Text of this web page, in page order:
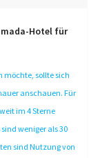
Hotel für
möchte, sollte sich
anschauen. Für
im 4 Sterne
weniger als 30
sind Nutzung von